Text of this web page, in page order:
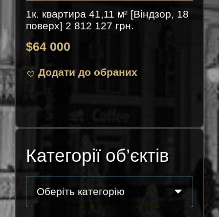
1к. квартира 41,11 м² [Віндзор, 18
поверх] 2 812 127 грн.
$64 000
Додати до обраних
Категорії об’єктів
Оберіть категорію